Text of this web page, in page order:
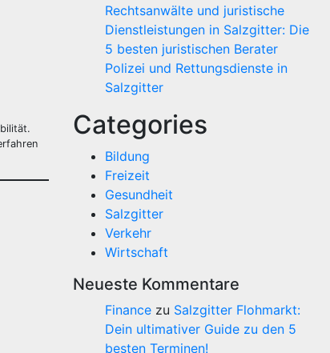
Rechtsanwälte und juristische
Dienstleistungen in Salzgitter: Die
5 besten juristischen Berater
Polizei und Rettungsdienste in
Salzgitter
Categories
Bildung
Freizeit
Gesundheit
Salzgitter
Verkehr
Wirtschaft
Neueste Kommentare
Finance zu Salzgitter Flohmarkt:
Dein ultimativer Guide zu den 5
besten Terminen!